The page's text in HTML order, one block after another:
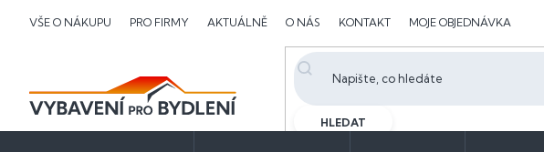
VŠE O NÁKUPU PRO FIRMY AKTUÁLNĚ O NÁS KONTAKT MOJE OBJEDNÁVKA
HLEDAT